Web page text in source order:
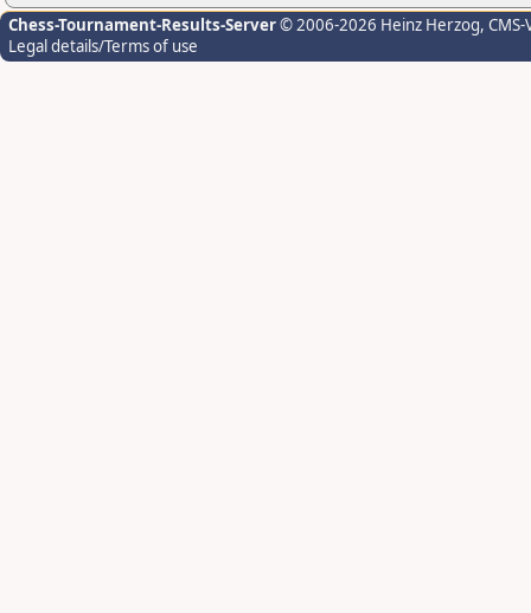
Chess-Tournament-Results-Server© 2006-2026 Heinz Herzog,
Legal details/Terms of use